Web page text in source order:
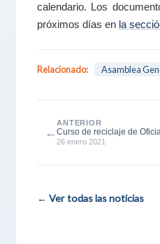
calendario. Los
próximos días en la
Relacionado: Asamblea
←
ANTERIOR
Curso de reciclaje de
26 enero 2021
← Ver todas las noticias